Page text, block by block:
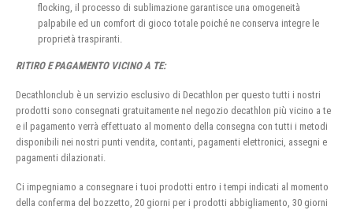
flocking, il processo di sublimazione garantisce una omogeneità
palpabile ed un comfort di gioco totale poiché ne conserva integre le
proprietà traspiranti.
RITIRO E PAGAMENTO VICINO A TE:
Decathlonclub è un servizio esclusivo di Decathlon per questo tutti i nostri
prodotti sono consegnati gratuitamente nel negozio decathlon più vicino a te
e il pagamento verrà effettuato al momento della consegna con tutti i metodi
disponibili nei nostri punti vendita, contanti, pagamenti elettronici, assegni e
pagamenti dilazionati.
Ci impegniamo a consegnare i tuoi prodotti entro i tempi indicati al momento
della conferma del bozzetto, 20 giorni per i prodotti abbigliamento, 30 giorni